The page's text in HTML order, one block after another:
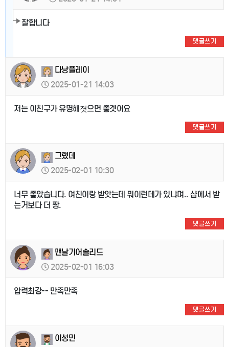
잘합니다
댓글쓰기
다낭플레이
2025-01-21 14:03
저는 이친구가 유명해졋으면 좋겟어요
댓글쓰기
그랬데
2025-02-01 10:30
너무 좋았습니다. 여친이랑 받앗는데 뭐이런데가 있냐며.. 샵에서 받
는거보다 더 짱.
댓글쓰기
맨날기어솔리드
2025-02-01 16:03
압력최강-- 만족만족
댓글쓰기
이성민